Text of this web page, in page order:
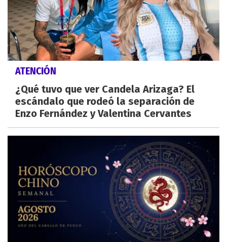
ATENCIÓN
¿Qué tuvo que ver Candela Arizaga? El
escándalo que rodeó la separación de
Enzo Fernández y Valentina Cervantes